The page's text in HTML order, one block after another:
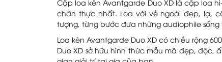
Cặp loa kèn Avantgarde Duo XD là cặp loa
chân thực nhất. Loa với vẻ ngoài đẹp, lạ,
tượng, từng bước đưa những audiophile
Loa kèn Avantgarde Duo XD có chiều rộng
Duo XD sở hữu hình thức mẫu mã đẹp, độc,